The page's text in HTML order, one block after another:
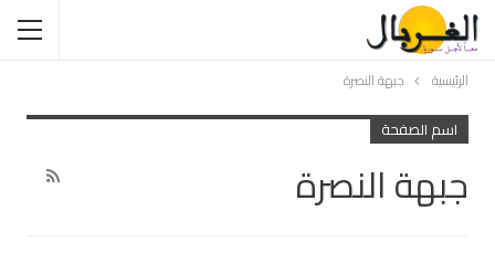
الرئيسية جبهة النصرة
اسم الصفحة
جبهة النصرة